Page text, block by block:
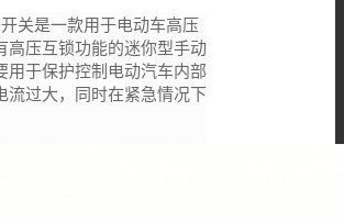
关是一款用于电动车高压
高压互锁功能的迷你型手动
用于保护控制电动汽车内部
流过大，同时在紧急情况下